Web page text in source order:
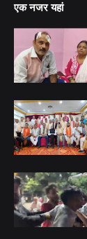
एक नजर यहां